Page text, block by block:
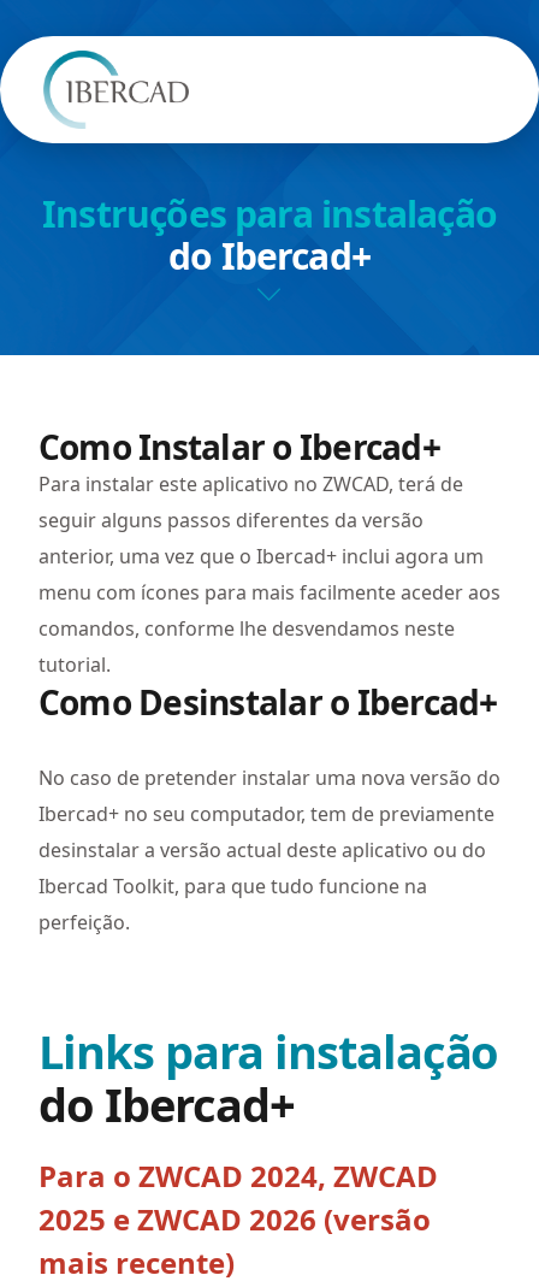
Instruções para instalação
do Ibercad+
​Como Instalar o Ibercad+
Para instalar este aplicativo no ZWCAD, terá de
seguir alguns passos diferentes da versão
anterior, uma vez que o Ibercad+ inclui agora um
menu com ícones para mais facilmente aceder aos
comandos, conforme lhe desvendamos neste
tutorial.
Como Desinstalar o Ibercad+
No caso de pretender instalar uma nova versão do
Ibercad+ no seu computador, tem de previamente
desinstalar a versão actual deste aplicativo ou do
Ibercad Toolkit, para que tudo funcione na
perfeição.
Links para instalação
do Ibercad+
​​Para o ZWCAD 2024, ZWCAD
2025 e ZWCAD 2026 (versão
mais recente)